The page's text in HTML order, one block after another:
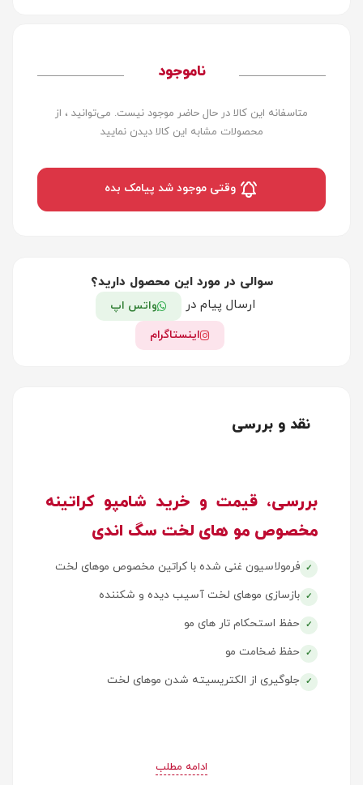
ناموجود
متاسفانه این کالا در حال حاضر موجود نیست. می‌توانید ، از
محصولات مشابه این کالا دیدن نمایید
سوالی در مورد این محصول دارید؟
ارسال پیام در
واتس اپ
اینستاگرام
نقد و بررسی
بررسی، قیمت و خرید شامپو کراتینه
مخصوص مو های لخت سگ اندی
فرمولاسیون غنی شده با کراتین مخصوص موهای لخت
بازسازی موهای لخت آسیب دیده و شکننده
حفظ استحکام تار های مو
حفظ ضخامت مو
جلوگیری از الکتریسیته شدن موهای لخت
ادامه مطلب